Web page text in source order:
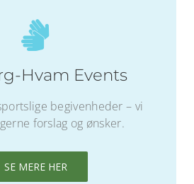
Hvam Events
begivenheder – vi
forslag og ønsker.
SE MERE HER